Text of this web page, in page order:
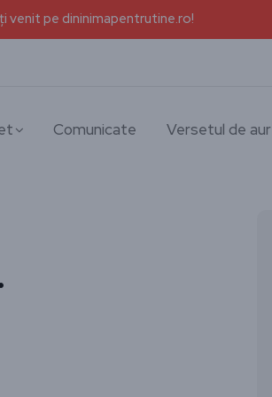
venit pe dininimapentrutine.ro!
Comunicate Versetul de aur